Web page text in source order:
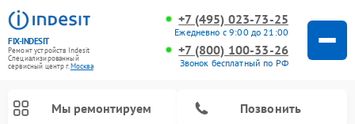
FIX-INDESIT
Ремонт устройств Indesit
Специализированный
cервисный центр г.Москва
+7 (495) 023-73-25
Ежедневно с 9:00 до 21:00
+7 (800) 100-33-26
Звонок бесплатный по РФ
Мы ремонтируем Позвонить